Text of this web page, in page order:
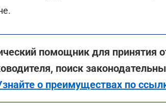
помощник для принятия
поиск
о преимуществах по